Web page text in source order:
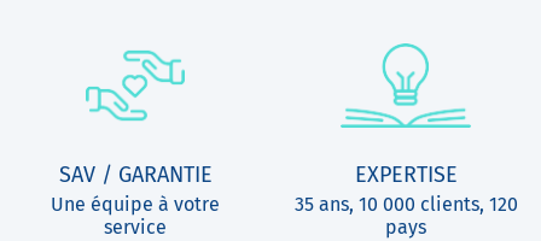
SAV / GARANTIE
Une équipe à votre
service
EXPERTISE
35 ans, 10 000 clients, 120
pays